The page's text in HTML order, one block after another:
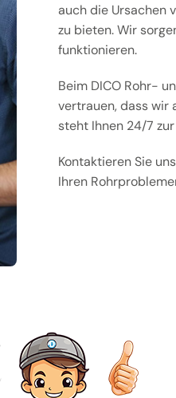
auch die Ursachen
zu bieten. Wir
funktionieren.
Beim DICO Rohr-
vertrauen, dass wir
steht Ihnen 24/7
Kontaktieren Sie
Ihren